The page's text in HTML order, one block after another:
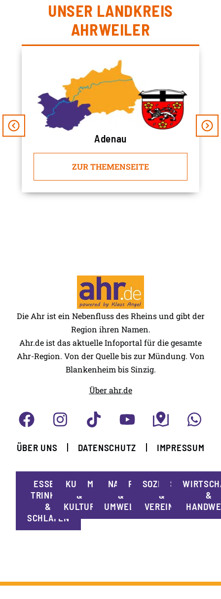
UNSER LANDKREIS
AHRWEILER
Adenau
ZUR THEMENSEITE
Die Ahr ist ein Nebenfluss des Rheins und gibt der
Region ihren Namen.
Ahr.de ist das aktuelle Infoportal für die gesamte
Ahr-Region. Von der Quelle bis zur Mündung. Von
Blankenheim bis Sinzig.
Über ahr.de
ÜBER UNS DATENSCHUTZ IMPRESSUM
ESSEN,
TRINKEN
&
SCHLAFEN
KUNST
&
KULTUR
MOBILITÄT
NATUR
&
UMWELT
POLITIK
SOZIALES
&
VEREINE
SPORT
&